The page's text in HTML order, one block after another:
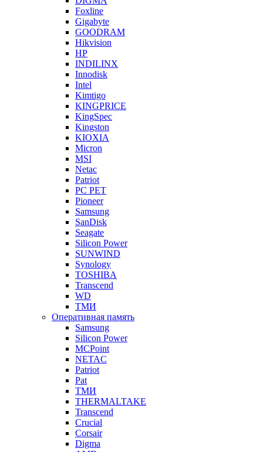
Foxline
Gigabyte
GOODRAM
Hikvision
HP
INDILINX
Innodisk
Intel
Kimtigo
KINGPRICE
KingSpec
Kingston
KIOXIA
Micron
MSI
Netac
Patriot
PC PET
Pioneer
Samsung
SanDisk
Seagate
Silicon Power
SUNWIND
Synology
TOSHIBA
Transcend
WD
ТМИ
Оперативная память
Samsung
Silicon Power
MCPoint
NETAC
Patriot
Pat
ТМИ
THERMALTAKE
Transcend
Crucial
Corsair
Digma